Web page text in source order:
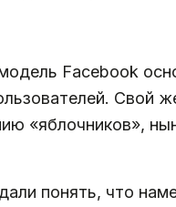
Facebook
Свой
«яблочников»,
понять, что